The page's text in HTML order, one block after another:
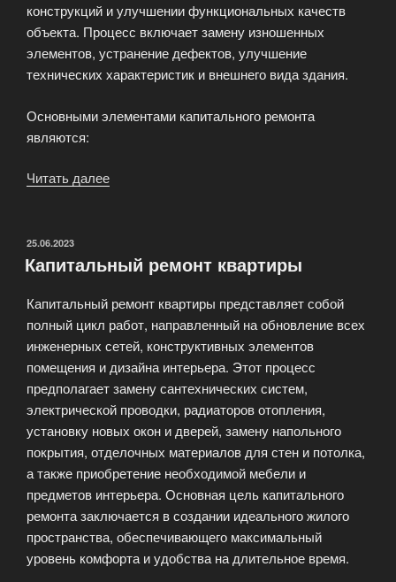
конструкций и улучшении функциональных качеств
объекта. Процесс включает замену изношенных
элементов, устранение дефектов, улучшение
технических характеристик и внешнего вида здания.
Основными элементами капитального ремонта
являются:
Читать далее
ОПУБЛИКОВАНО
25.06.2023
Капитальный ремонт квартиры
Капитальный ремонт квартиры представляет собой
полный цикл работ, направленный на обновление всех
инженерных сетей, конструктивных элементов
помещения и дизайна интерьера. Этот процесс
предполагает замену сантехнических систем,
электрической проводки, радиаторов отопления,
установку новых окон и дверей, замену напольного
покрытия, отделочных материалов для стен и потолка,
а также приобретение необходимой мебели и
предметов интерьера. Основная цель капитального
ремонта заключается в создании идеального жилого
пространства, обеспечивающего максимальный
уровень комфорта и удобства на длительное время.